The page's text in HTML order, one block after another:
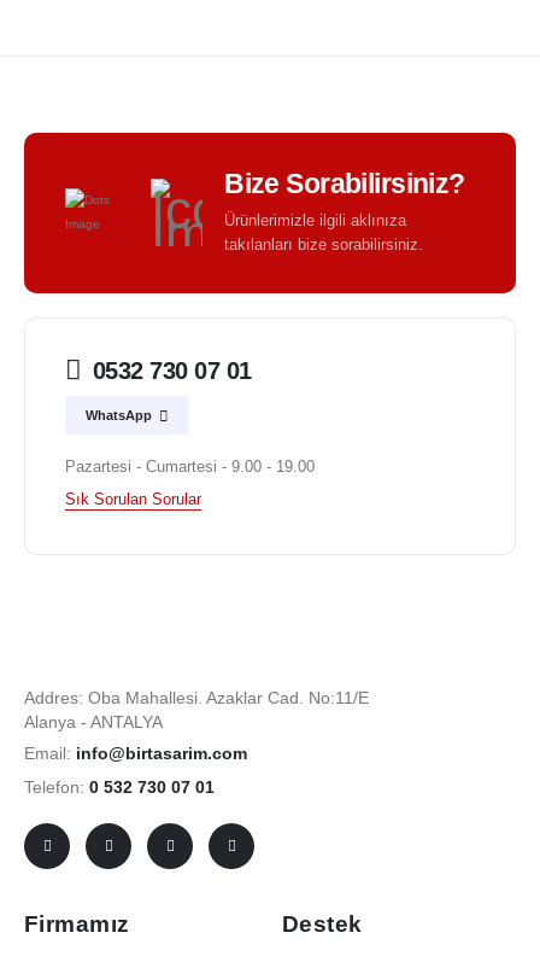
Bize Sorabilirsiniz?
Ürünlerimizle ilgili aklınıza
takılanları bize sorabilirsiniz.
0532 730 07 01
WhatsApp
Pazartesi - Cumartesi - 9.00 - 19.00
Sık Sorulan Sorular
Addres: Oba Mahallesi. Azaklar Cad. No:11/E
Alanya - ANTALYA
Email: info@birtasarim.com
Telefon: 0 532 730 07 01
Firmamız Destek